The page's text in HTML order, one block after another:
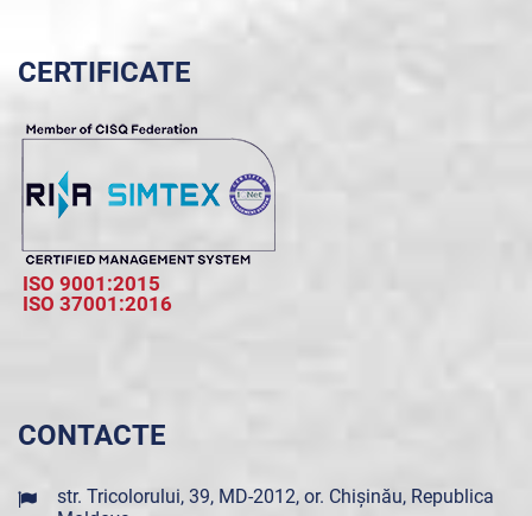
CERTIFICATE
ISO 9001:2015
ISO 37001:2016
CONTACTE
str. Tricolorului, 39, MD-2012, or. Chișinău, Republica